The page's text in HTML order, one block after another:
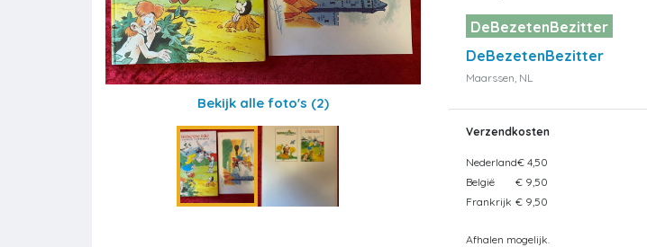
Bekijk alle foto's (2)
DeBezetenBezitter
DeBezetenBezitter
Maarssen, NL
Verzendkosten
Nederland€ 4,50
België
€ 9,50
Frankrijk € 9,50
Afhalen mogelijk.